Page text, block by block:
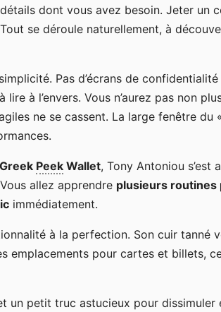
dont vous avez besoin. Jeter un
se déroule naturellement, à
Pas d’écrans de
à l’envers. Vous n’aurez pas non
ne se cassent. La large fenêtre du
Greek Peek Wallet, Tony Antoniou s’est
allez apprendre plusieurs
immédiatement.
à la perfection. Son cuir tanné
emplacements pour cartes et billets,
un petit truc astucieux pour dissimuler